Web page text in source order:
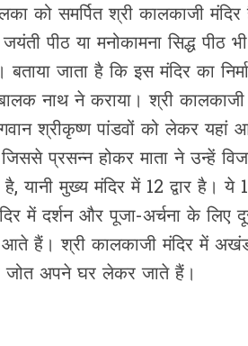
को समर्पित श्री कालकाजी
पीठ या मनोकामना सिद्ध पीठ
जाता है कि इस मंदिर का
बालक नाथ ने कराया। श्री
श्रीकृष्ण पांडवों को लेकर यहां
प्रसन्न होकर माता ने उन्हें
यानी मुख्य मंदिर में 12 द्वार है। ये
में दर्शन और पूजा-अर्चना के
आते हैं। श्री कालकाजी मंदिर में
जोत अपने घर लेकर जाते हैं।